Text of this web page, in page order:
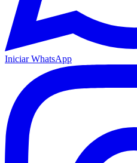
Iniciar WhatsApp